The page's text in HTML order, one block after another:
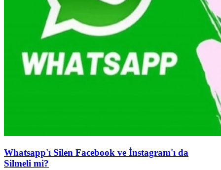
Whatsapp'ı Silen Facebook ve İnstagram'ı da
Silmeli mi?